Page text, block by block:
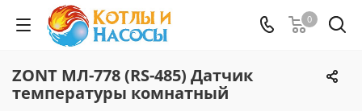
0
ZONT МЛ-778 (RS-485) Датчик
температуры комнатный